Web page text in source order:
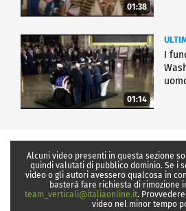
01:38
01:14
I
Alcuni video presenti in questa sezione
quindi valutati di pubblico dominio. Se i
video o gli autori avessero qualcosa in
basterà fare richiesta di rimozione
team_verticali@italiaonline.it.
video nel minor tempo